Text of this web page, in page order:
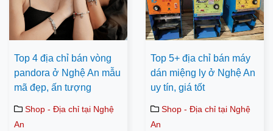
Top 4 địa chỉ bán vòng
pandora ở Nghệ An mẫu
mã đẹp, ấn tượng
Shop - Địa chỉ tại Nghệ
An
Top 5+ địa chỉ bán máy
dán miệng ly ở Nghệ An
uy tín, giá tốt
Shop - Địa chỉ tại Nghệ
An